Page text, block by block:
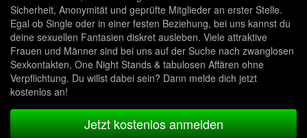
Sicherheit, Anonymität und geprüfte Mitglieder an erster Stelle.
Egal ob Single oder in einer festen Beziehung, bei uns kannst du
deine sexuellen Fantasien diskret ausleben. Viele attraktive
Frauen und Männer sind bei uns auf der Suche nach zwanglosen
Sexkontakten, One Night Stands & tabulosen Affären ohne
Verpflichtung. Du willst dabei sein? Dann melde dich jetzt
kostenlos an!
Jetzt kostenlos anmelden